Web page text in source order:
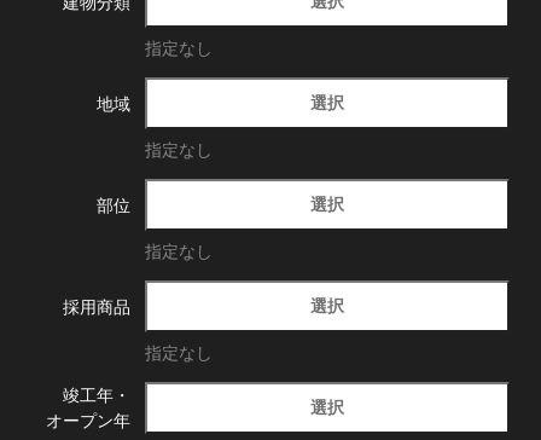
指定なし
地域 選択
指定なし
部位 選択
指定なし
採用商品 選択
指定なし
竣工年・
オープン年
選択